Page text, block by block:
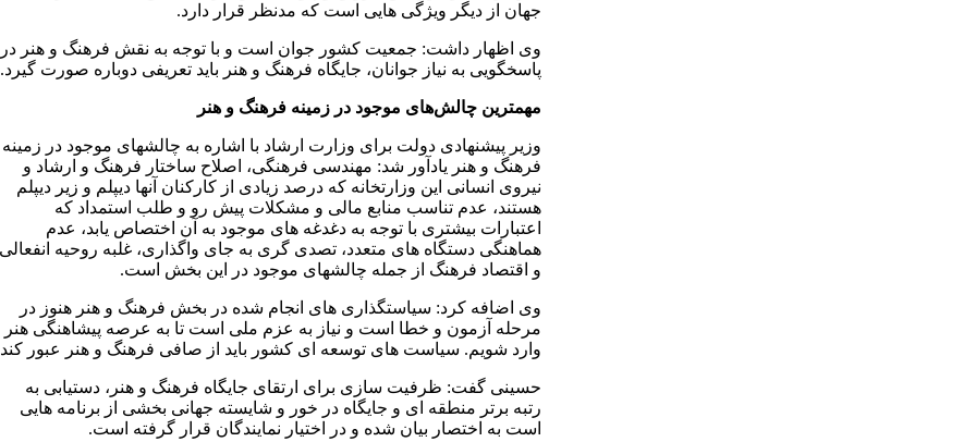
جهان از دیگر ویژگی هایی است که مدنظر قرار دارد.
وی اظهار داشت: جمعیت کشور جوان است و با توجه به نقش فرهنگ و هنر در
پاسخگویی به نیاز جوانان، جایگاه فرهنگ و هنر باید تعریفی دوباره صورت گیرد.
مهمترین چالش‌های موجود در زمینه فرهنگ و هنر
وزیر پیشنهادی دولت برای وزارت ارشاد با اشاره به چالشهای موجود در زمینه
فرهنگ و هنر یادآور شد: مهندسی فرهنگی، اصلاح ساختار فرهنگ و ارشاد و
نیروی انسانی این وزارتخانه که درصد زیادی از کارکنان آنها دیپلم و زیر دیپلم
هستند، عدم تناسب منابع مالی و مشکلات پیش رو و طلب استمداد که
اعتبارات بیشتری با توجه به دغدغه های موجود به آن اختصاص یابد، عدم
هماهنگی دستگاه های متعدد، تصدی گری به جای واگذاری، غلبه روحیه انفعالی
و اقتصاد فرهنگ از جمله چالشهای موجود در این بخش است.
وی اضافه کرد: سیاستگذاری های انجام شده در بخش فرهنگ و هنر هنوز در
مرحله آزمون و خطا است و نیاز به عزم ملی است تا به عرصه پیشاهنگی هنر
وارد شویم. سیاست های توسعه ای کشور باید از صافی فرهنگ و هنر عبور
حسینی گفت: ظرفیت سازی برای ارتقای جایگاه فرهنگ و هنر، دستیابی به
رتبه برتر منطقه ای و جایگاه در خور و شایسته جهانی بخشی از برنامه هایی
است به اختصار بیان شده و در اختیار نمایندگان قرار گرفته است.